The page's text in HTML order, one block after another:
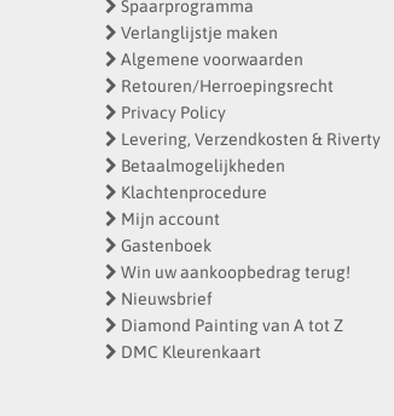
Spaarprogramma
Verlanglijstje maken
Algemene voorwaarden
Retouren/Herroepingsrecht
Privacy Policy
Levering, Verzendkosten & Riverty
Betaalmogelijkheden
Klachtenprocedure
Mijn account
Gastenboek
Win uw aankoopbedrag terug!
Nieuwsbrief
Diamond Painting van A tot Z
DMC Kleurenkaart